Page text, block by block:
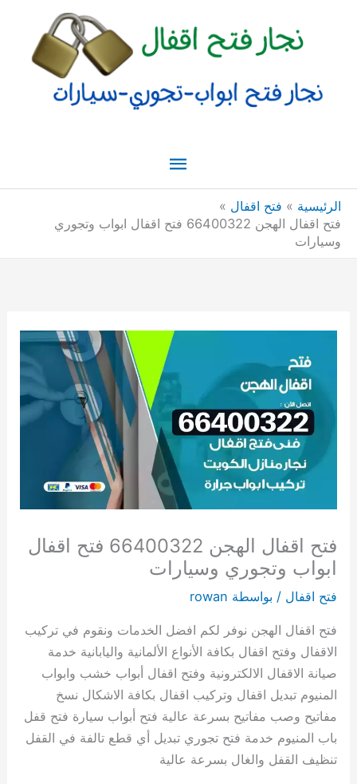
القائمة
الرئيسية
الرئيسية
فتح اقفال
فتح اقفال الهجن 66400322 فتح اقفال ابواب وتجوري
وسيارات
فتح اقفال الهجن 66400322 فتح اقفال
ابواب وتجوري وسيارات
فتح اقفال / بواسطة rowan
فتح اقفال الهجن نوفر لكم افضل الخدمات ونقوم في تركيب
الاقفال وفتح اقفال بكافة الأنواع الألمانية واليابانية خدمة
صيانة الاقفال الالكترونية وفتح اقفال أبواب خشب وابواب
المنيوم تبديل اقفال وتركيب اقفال بكافة الاشكال نسخ
مفاتيح وصب مفاتيح بسرعة عالية فتح أبواب سيارة فتح قفل
باب المنيوم خدمة فتح تجوري تبديل أي قطع تالفة في القفل
تنظيف القفل والغال بسرعة عالية